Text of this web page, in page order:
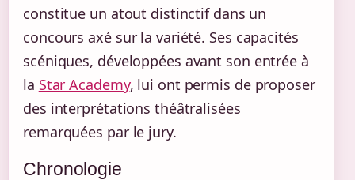
constitue un atout distinctif dans un
concours axé sur la variété. Ses capacités
scéniques, développées avant son entrée à
la Star Academy, lui ont permis de proposer
des interprétations théâtralisées
remarquées par le jury.
Chronologie